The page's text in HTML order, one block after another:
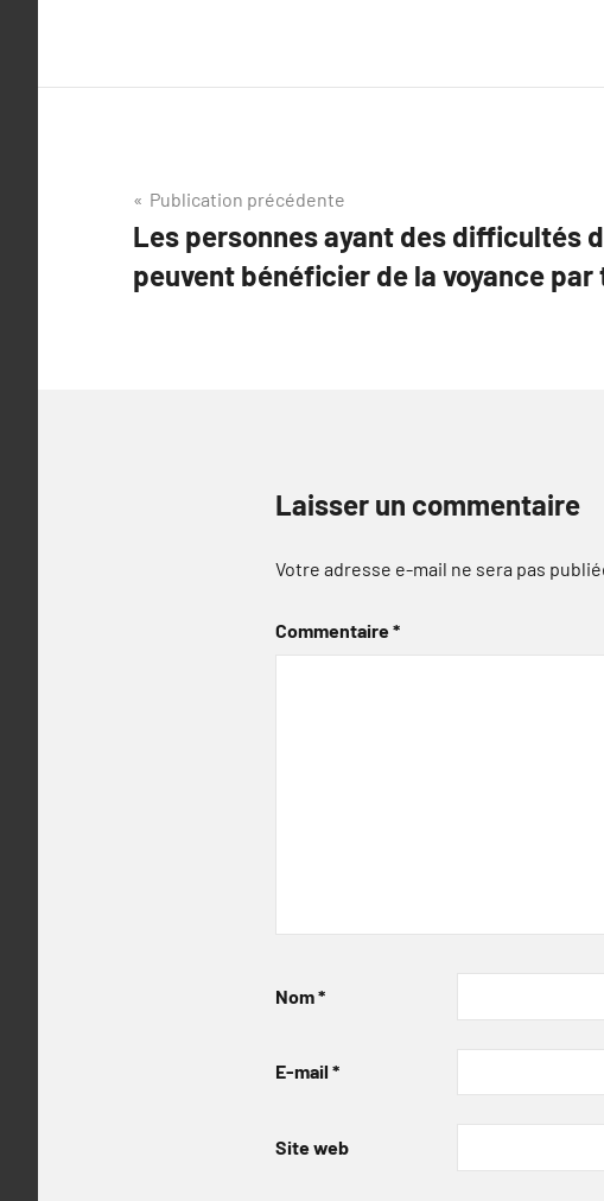
Navigation
de
l’article
Publication précédente
Les personnes ayant des difficultés
peuvent bénéficier de la voyance par
Laisser un commentaire
Votre adresse e-mail ne sera pas
Commentaire*
Nom*
E-mail *
Site web